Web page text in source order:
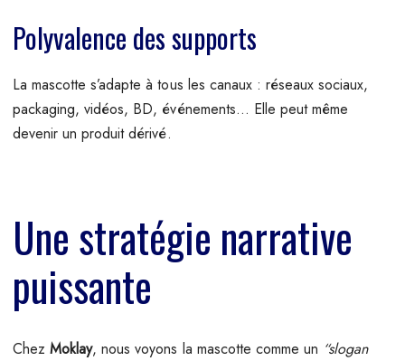
Polyvalence des supports
La mascotte s’adapte à tous les canaux : réseaux sociaux,
packaging, vidéos, BD, événements… Elle peut même
devenir un produit dérivé.
Une stratégie narrative
puissante
ChezMoklay, nous voyons la mascotte comme un “slogan